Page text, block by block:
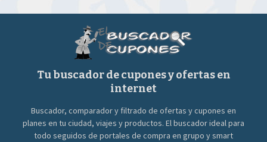
Tu buscador de cupones y ofertas en
internet
Buscador, comparador y filtrado de ofertas y cupones en
planes en tu ciudad, viajes y productos. El buscador ideal para
todo seguidos de portales de compra en grupo y smart